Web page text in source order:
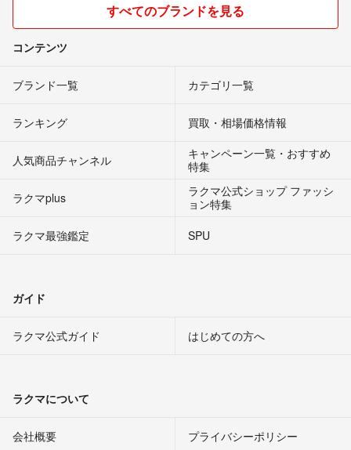
すべてのブランドを見る
コンテンツ
ブランド一覧 カテゴリ一覧
ランキング 買取・相場価格情報
人気商品チャンネル
キャンペーン一覧・おすすめ
特集
ラクマplus
ラクマ公式ショップ ファッシ
ョン特集
ラクマ最強鑑定
SPU
ガイド
ラクマ公式ガイド はじめての方へ
ラクマについて
会社概要 プライバシーポリシー